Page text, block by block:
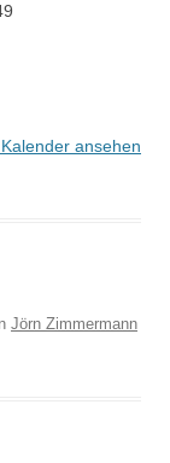
ansehen
Jörn Zimmermann